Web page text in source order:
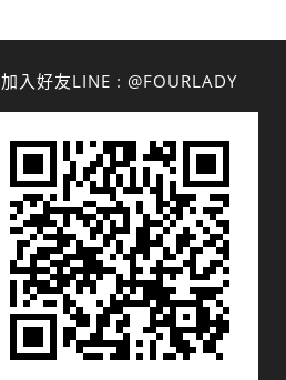
加入好友LINE : @FOURLADY